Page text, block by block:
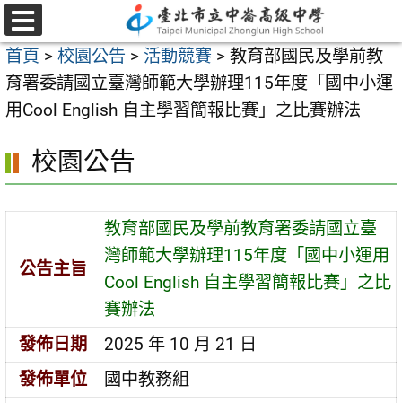
跳
至
主
要
內
區
選
單
首頁 > 校園公告 > 活動競賽 > 教育部國民及學前教
育署委請國立臺灣師範大學辦理115年度「國中小運
用Cool English 自主學習簡報比賽」之比賽辦法
校園公告
公告主旨
教育部國民及學前教育署委請國立臺
灣師範大學辦理115年度「國中小運用
Cool English 自主學習簡報比賽」之比
賽辦法
發佈日期
2025 年 10 月 21 日
發佈單位
國中教務組